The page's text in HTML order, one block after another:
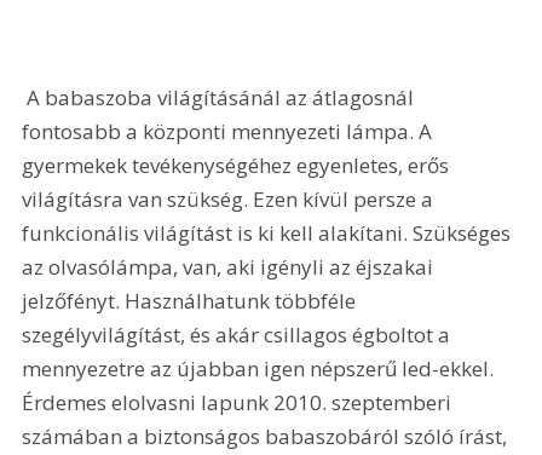
A babaszoba világításánál az átlagosnál
fontosabb a központi mennyezeti lámpa. A
gyermekek tevékenységéhez egyenletes, erős
világításra van szükség. Ezen kívül persze a
funkcionális világítást is ki kell alakítani. Szükséges
az olvasólámpa, van, aki igényli az éjszakai
jelzőfényt. Használhatunk többféle
szegélyvilágítást, és akár csillagos égboltot a
mennyezetre az újabban igen népszerű led-ekkel.
Érdemes elolvasni lapunk 2010. szeptemberi
számában a biztonságos babaszobáról szóló írást,